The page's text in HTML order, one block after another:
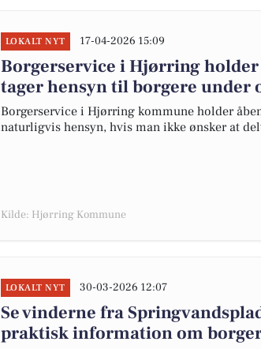
LOKALT NYT 17-04-2026 15:09
Borgerservice i Hjørring
tager hensyn til borgere under
Borgerservice i Hjørring kommune holder
naturligvis hensyn, hvis man ikke ønsker at
Kilde: Hjørring Kommune
LOKALT NYT 30-03-2026 12:07
Se vinderne fra
praktisk information om